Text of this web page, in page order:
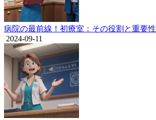
病院の最前線！初療室：その役割と重要性
2024-09-11